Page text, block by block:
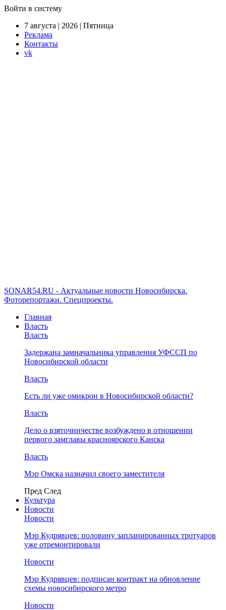
Войти в систему
7 августа | 2026 | Пятница
Реклама
Контакты
vk
SONAR54.RU - Актуальные новости Новосибирска.
Фоторепортажи. Спецпроекты.
Главная
Власть
Власть
Задержана замначальника управления УФССП по
Новосибирской области
Власть
Есть ли уже омикрон в Новосибирской области?
Власть
Дело о взяточничестве возбуждено в отношении
первого замглавы красноярского Канска
Власть
Мэр Омска назначил своего заместителя
Пред След
Культура
Новости
Новости
Мэр Кудрявцев: половину запланированных тротуаров
уже отремонтировали
Новости
Мэр Кудрявцев: подписан контракт на обновление
схемы новосибирского метро
Новости